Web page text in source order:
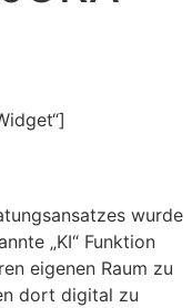
wurde
„KI“ Funktion
eigenen Raum zu
dort digital zu